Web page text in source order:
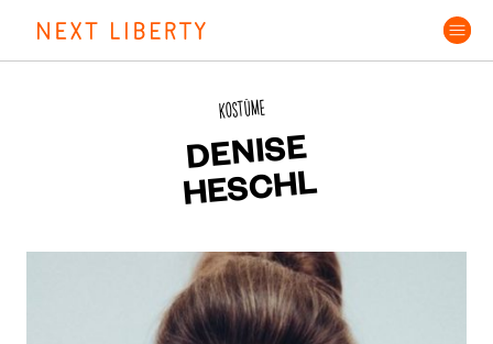
content
KOSTÜME
DENISE
HESCHL